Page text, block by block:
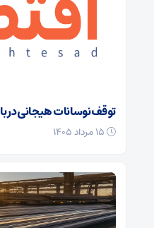
توقف نوسانات هیجانی در